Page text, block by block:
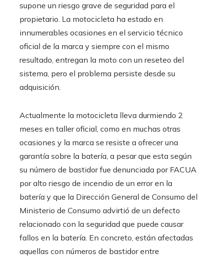
supone un riesgo grave de seguridad para el
propietario. La motocicleta ha estado en
innumerables ocasiones en el servicio técnico
oficial de la marca y siempre con el mismo
resultado, entregan la moto con un reseteo del
sistema, pero el problema persiste desde su
adquisición.
Actualmente la motocicleta lleva durmiendo 2
meses en taller oficial, como en muchas otras
ocasiones y la marca se resiste a ofrecer una
garantía sobre la batería, a pesar que esta según
su número de bastidor fue denunciada por FACUA
por alto riesgo de incendio de un error en la
batería y que la Dirección General de Consumo del
Ministerio de Consumo advirtió de un defecto
relacionado con la seguridad que puede causar
fallos en la batería. En concreto, están afectadas
aquellas con números de bastidor entre